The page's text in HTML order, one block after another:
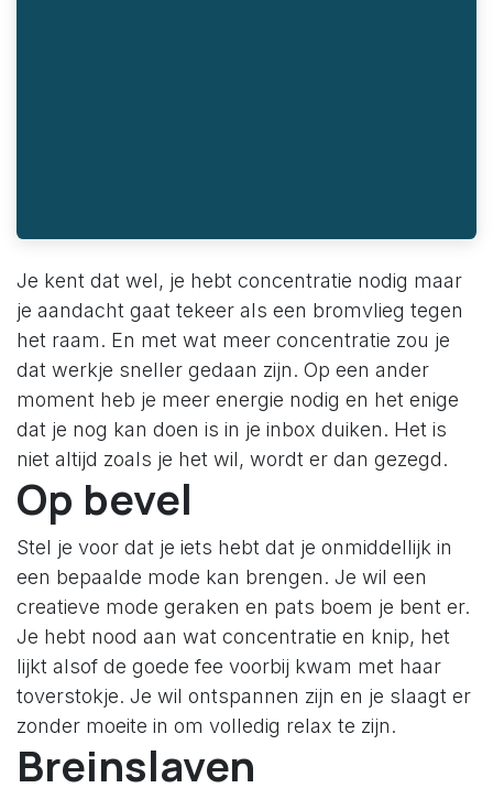
Je kent dat wel, je hebt concentratie nodig maar
je aandacht gaat tekeer als een bromvlieg tegen
het raam. En met wat meer concentratie zou je
dat werkje sneller gedaan zijn. Op een ander
moment heb je meer energie nodig en het enige
dat je nog kan doen is in je inbox duiken. Het is
niet altijd zoals je het wil, wordt er dan gezegd.
Op bevel
Stel je voor dat je iets hebt dat je onmiddellijk in
een bepaalde mode kan brengen. Je wil een
creatieve mode geraken en pats boem je bent er.
Je hebt nood aan wat concentratie en knip, het
lijkt alsof de goede fee voorbij kwam met haar
toverstokje. Je wil ontspannen zijn en je slaagt er
zonder moeite in om volledig relax te zijn.
Breinslaven